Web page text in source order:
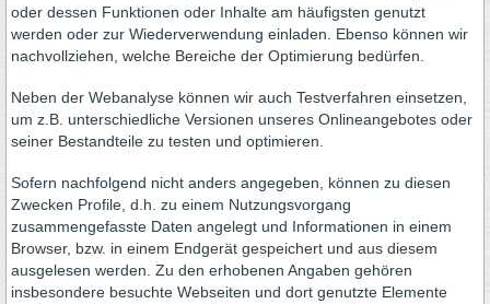
oder dessen Funktionen oder Inhalte am häufigsten genutzt
werden oder zur Wiederverwendung einladen. Ebenso können wir
nachvollziehen, welche Bereiche der Optimierung bedürfen.
Neben der Webanalyse können wir auch Testverfahren einsetzen,
um z.B. unterschiedliche Versionen unseres Onlineangebotes oder
seiner Bestandteile zu testen und optimieren.
Sofern nachfolgend nicht anders angegeben, können zu diesen
Zwecken Profile, d.h. zu einem Nutzungsvorgang
zusammengefasste Daten angelegt und Informationen in einem
Browser, bzw. in einem Endgerät gespeichert und aus diesem
ausgelesen werden. Zu den erhobenen Angaben gehören
insbesondere besuchte Webseiten und dort genutzte Elemente